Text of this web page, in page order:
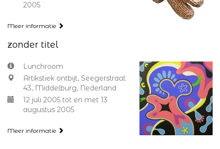
2005
Meer informatie
zonder titel
Lunchroom
Artikstiek ontbijt, Seegerstraat
43, Middelburg, Nederland
12 juli 2005 tot en met 13
augustus 2005
Meer informatie